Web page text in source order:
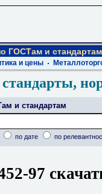
ГОСТам и стандартам
и цены
и стандартам
по дате по
97